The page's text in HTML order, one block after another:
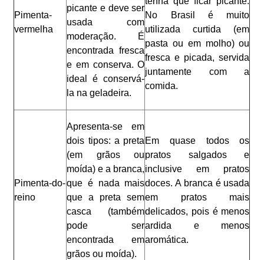
Pimenta-
vermelha
picante e deve ser
usada com
moderação. É
encontrada fresca
e em conserva. O
ideal é conservá-
la na geladeira.
No Brasil é muito
utilizada curtida (em
pasta ou em molho) ou
fresca e picada, servida
juntamente com a
comida.
Pimenta-do-
reino
Apresenta-se em
dois tipos: a preta
(em grãos ou
moída) e a branca,
que é nada mais
que a preta sem
casca (também
pode ser
encontrada em
grãos ou moída).
Em quase todos os
pratos salgados e
inclusive em pratos
doces. A branca é usada
em pratos mais
delicados, pois é menos
ardida e menos
aromática.